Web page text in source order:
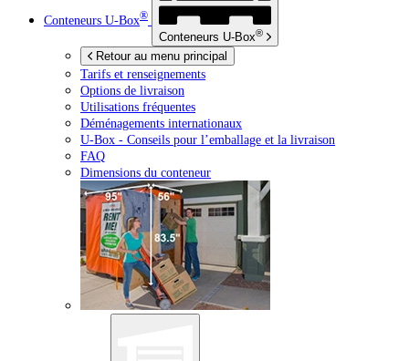
Conteneurs U-Box®
Conteneurs U-Box®
Retour au menu principal
Tarifs et renseignements
Options de livraison
Utilisations fréquentes
Déménagements internationaux
U-Box - Conseils pour l’emballage et la livraison
FAQ
Dimensions du conteneur